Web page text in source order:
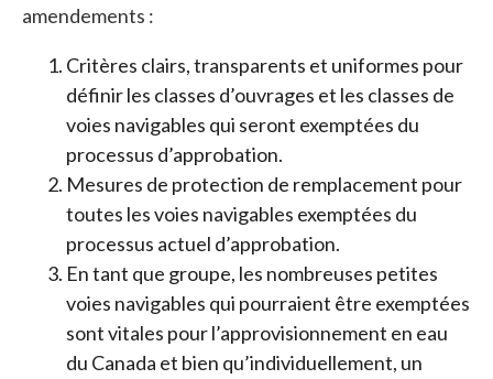
amendements :
Critères clairs, transparents et uniformes pour
définir les classes d’ouvrages et les classes de
voies navigables qui seront exemptées du
processus d’approbation.
Mesures de protection de remplacement pour
toutes les voies navigables exemptées du
processus actuel d’approbation.
En tant que groupe, les nombreuses petites
voies navigables qui pourraient être exemptées
sont vitales pour l’approvisionnement en eau
du Canada et bien qu’individuellement, un